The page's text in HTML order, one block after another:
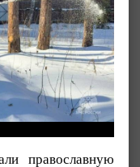
православную